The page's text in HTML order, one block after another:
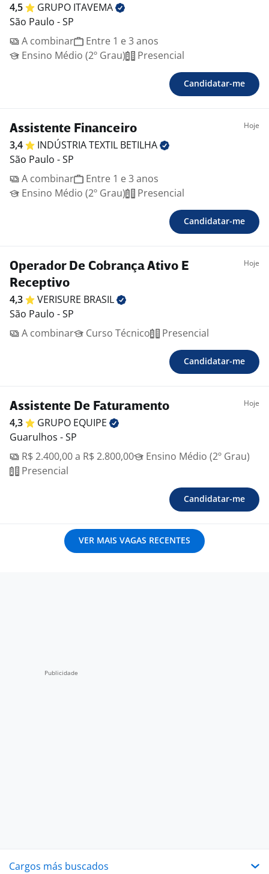
4,5 GRUPO ITAVEMA
São Paulo - SP
A combinar
Entre 1 e 3 anos
Ensino Médio (2º Grau)
Presencial
Candidatar-me
Assistente Financeiro Hoje
3,4 INDÚSTRIA TEXTIL BETILHA
São Paulo - SP
A combinar
Entre 1 e 3 anos
Ensino Médio (2º Grau)
Presencial
Candidatar-me
Operador De Cobrança Ativo E
Receptivo
Hoje
4,3 VERISURE BRASIL
São Paulo - SP
A combinar
Curso Técnico Presencial
Candidatar-me
Assistente De Faturamento Hoje
4,3 GRUPO EQUIPE
Guarulhos - SP
R$ 2.400,00 a R$ 2.800,00
Ensino Médio (2º Grau)
Presencial
Candidatar-me
VER MAIS VAGAS RECENTES
Cargos más buscados